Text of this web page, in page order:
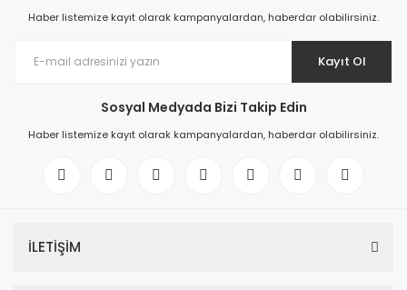
Haber listemize kayıt olarak kampanyalardan, haberdar olabilirsiniz.
Kayıt Ol
Sosyal Medyada Bizi Takip Edin
Haber listemize kayıt olarak kampanyalardan, haberdar olabilirsiniz.
İLETİŞİM